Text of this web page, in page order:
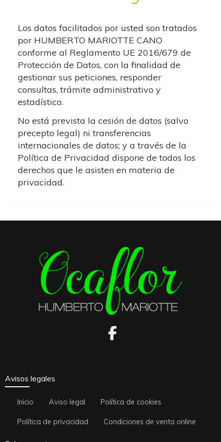
Los datos facilitados por usted son tratados
por HUMBERTO MARIOTTE CANO
conforme al Reglamento UE 2016/679 de
Protección de Datos, con la finalidad de
gestionar sus peticiones, responder
consultas, trámite administrativo y
estadístico.
No está prevista la cesión de datos (salvo
precepto legal) ni transferencias
internacionales de datos; y a través de la
Política de Privacidad dispone de todos los
derechos que le asisten en materia de
privacidad.
Avisos legales
Inicio Aviso legal Política de cookies
Política de privacidad Condiciones de venta online